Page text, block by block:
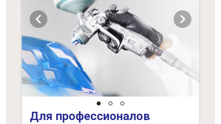
chevron_left chevron_right
Для профессионалов